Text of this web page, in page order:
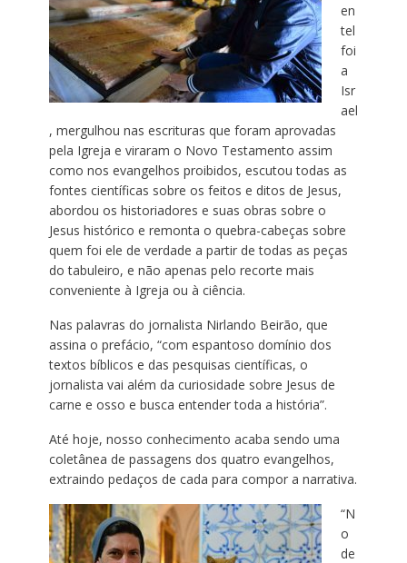
en
tel
foi
a
Isr
ael
, mergulhou nas escrituras que foram aprovadas
pela Igreja e viraram o Novo Testamento assim
como nos evangelhos proibidos, escutou todas as
fontes científicas sobre os feitos e ditos de Jesus,
abordou os historiadores e suas obras sobre o
Jesus histórico e remonta o quebra-cabeças sobre
quem foi ele de verdade a partir de todas as peças
do tabuleiro, e não apenas pelo recorte mais
conveniente à Igreja ou à ciência.
Nas palavras do jornalista Nirlando Beirão, que
assina o prefácio, “com espantoso domínio dos
textos bíblicos e das pesquisas científicas, o
jornalista vai além da curiosidade sobre Jesus de
carne e osso e busca entender toda a história”.
Até hoje, nosso conhecimento acaba sendo uma
coletânea de passagens dos quatro evangelhos,
extraindo pedaços de cada para compor a narrativa.
“N
o
de